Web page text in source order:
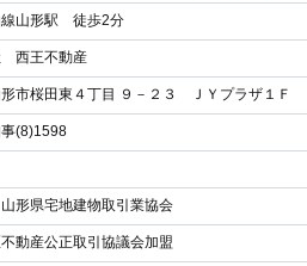
線山形駅 徒歩2分
西王不動産
市桜田東４丁目 ９－２３ ＪＹプラザ１Ｆ
(8)1598
山形県宅地建物取引業協会
動産公正取引協議会加盟